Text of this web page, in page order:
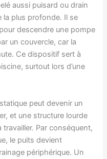
aussi puisard ou drain
la plus profonde. Il se
descendre une pompe
un couvercle, car la
Ce dispositif sert à
surtout lors d’une
peut devenir un
et une structure lourde
Par conséquent,
le puits devient
périphérique. Un